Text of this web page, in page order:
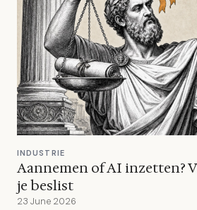
INDUSTRIE
Aannemen of AI inzetten?
je beslist
23 June 2026